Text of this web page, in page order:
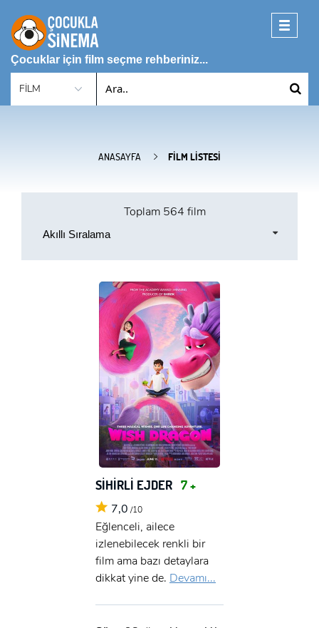
Toggle
Çocuklar için film seçme rehberiniz...
ANASAYFA FILM LISTESI
Toplam 564 film
Akıllı Sıralama
SİHİRLİ EJDER 7 +
7,0 /10
Eğlenceli, ailece
izlenebilecek renkli bir
film ama bazı detaylara
dikkat yine de. Devamı...